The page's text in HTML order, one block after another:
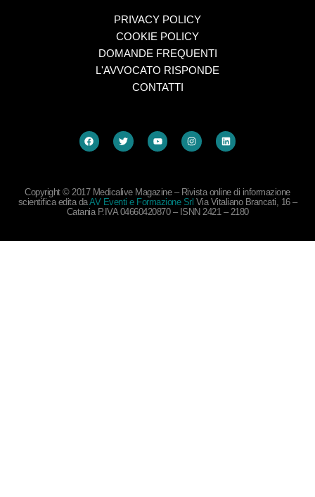
PRIVACY POLICY
COOKIE POLICY
DOMANDE FREQUENTI
L'AVVOCATO RISPONDE
CONTATTI
Copyright © 2017 Medicalive Magazine – Rivista online di informazione
scientifica edita daAV Eventi e Formazione Srl Via Vitaliano Brancati, 16 –
Catania P.IVA 04660420870 – ISNN 2421 – 2180